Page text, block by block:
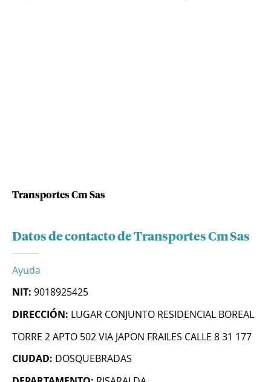
Transportes Cm Sas
Datos de contacto de Transportes Cm Sas
Ayuda
NIT: 9018925425
DIRECCIÓN: LUGAR CONJUNTO RESIDENCIAL BOREAL
TORRE 2 APTO 502 VIA JAPON FRAILES CALLE 8 31 177
CIUDAD: DOSQUEBRADAS